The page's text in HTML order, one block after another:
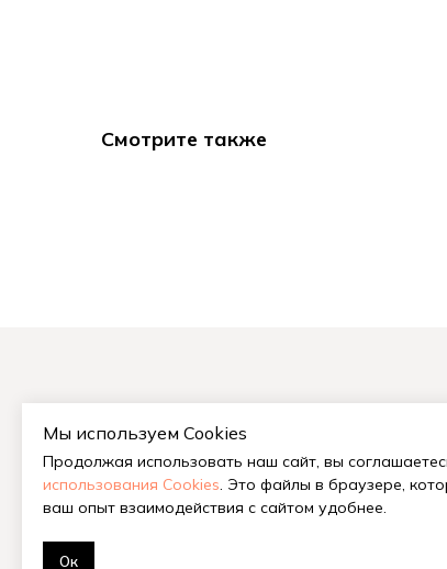
Смотрите также
Мы используем Cookies
Продолжая использовать наш сайт, вы
использования Cookies. Это файлы в браузере,
ваш опыт взаимодействия с сайтом удобнее.
Ок